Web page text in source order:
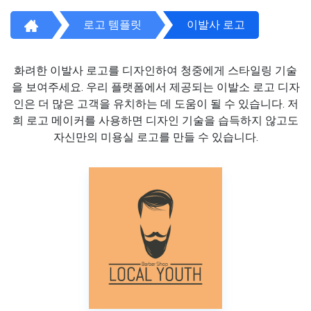
로고 템플릿 이발사 로고
화려한 이발사 로고를 디자인하여 청중에게 스타일링 기술
을 보여주세요. 우리 플랫폼에서 제공되는 이발소 로고 디자
인은 더 많은 고객을 유치하는 데 도움이 될 수 있습니다. 저
희 로고 메이커를 사용하면 디자인 기술을 습득하지 않고도
자신만의 미용실 로고를 만들 수 있습니다.